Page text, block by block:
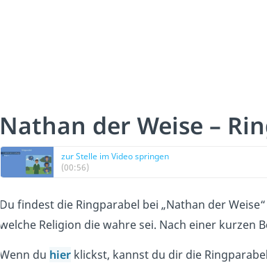
Nathan der Weise –
zur Stelle im Video springen
(00:56)
Du findest die Ringparabel bei „Nathan der
welche Religion die wahre sei. Nach einer kurzen
Wenn du hier klickst, kannst du dir die